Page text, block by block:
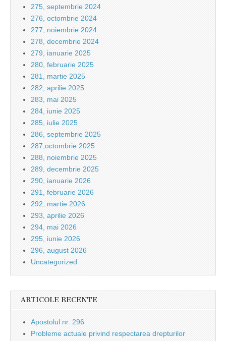
275, septembrie 2024
276, octombrie 2024
277, noiembrie 2024
278, decembrie 2024
279, ianuarie 2025
280, februarie 2025
281, martie 2025
282, aprilie 2025
283, mai 2025
284, iunie 2025
285, iulie 2025
286, septembrie 2025
287,octombrie 2025
288, noiembrie 2025
289, decembrie 2025
290, ianuarie 2026
291, februarie 2026
292, martie 2026
293, aprilie 2026
294, mai 2026
295, iunie 2026
296, august 2026
Uncategorized
ARTICOLE RECENTE
Apostolul nr. 296
Probleme actuale privind respectarea drepturilor